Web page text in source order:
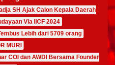
SH Ajak Calon Kepala Daerah
Via IICF 2024
Lebih dari 5709 orang
MURI
COI dan AWDI Bersama Founder